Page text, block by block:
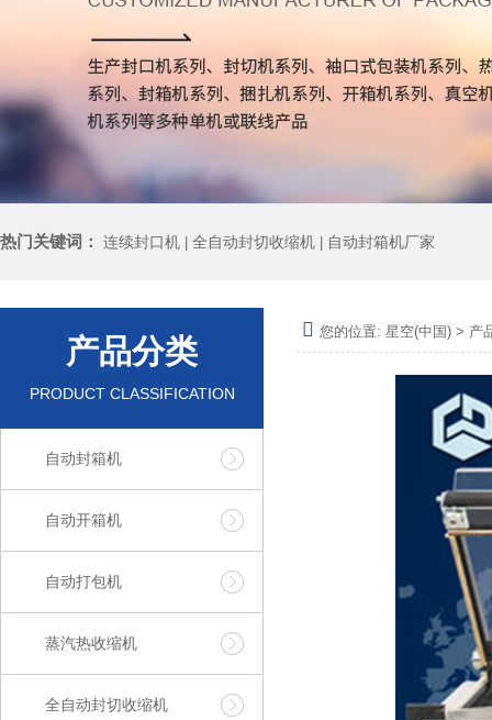
热门关键词： 连续封口机 全自动封切收缩机 自动封箱机厂家
产品分类
PRODUCT CLASSIFICATION
自动封箱机
自动开箱机
自动打包机
蒸汽热收缩机
全自动封切收缩机
您的位置: 星空(中国) > 产